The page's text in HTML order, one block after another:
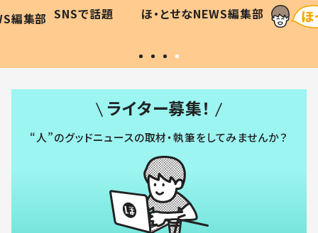
編集部 #令和の子
SNSで話題 ほ・とせなNEWS編集部
い」
ライター募集！
“人”のグッドニュースの取材・執筆をしてみませんか？